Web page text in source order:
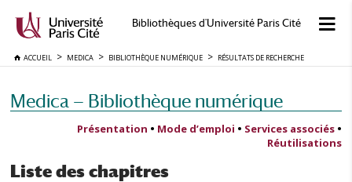
Bibliothèques d'Université Paris Cité
ACCUEIL MEDICA BIBLIOTHÈQUE NUMÉRIQUE RÉSULTATS DE RECHERCHE
Medica — Bibliothèque numérique
Présentation • Mode d’emploi • Services associés •
Réutilisations
Liste des chapitres